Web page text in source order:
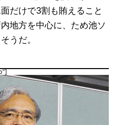
だけで3割も賄えること
地方を中心に、ため池ソ
うだ。